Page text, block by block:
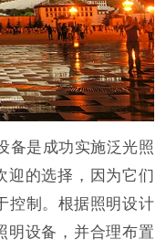
备是成功实施泛光照
迎的选择，因为它们
控制。根据照明设计
明设备，并合理布置